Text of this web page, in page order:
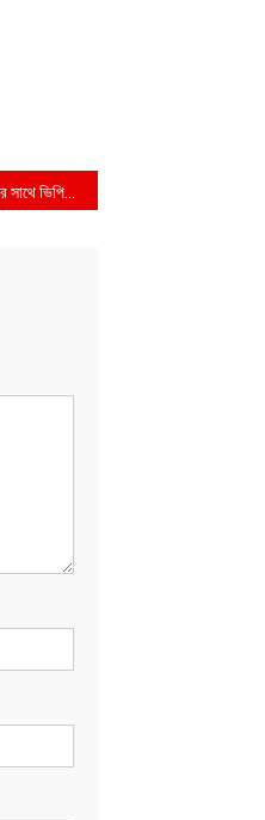
ইসরায়েল গোয়েন্দা সংস্থার সাথে ভিপি নুরের গোপন বৈঠক